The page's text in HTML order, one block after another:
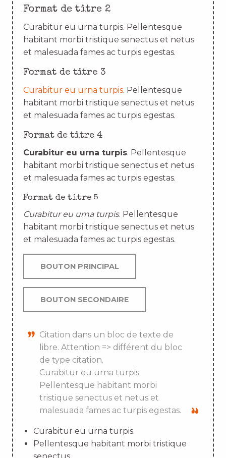
Format de titre 2
Curabitur eu urna turpis. Pellentesque
habitant morbi tristique senectus et netus
et malesuada fames ac turpis egestas.
Format de titre 3
Curabitur eu urna turpis. Pellentesque
habitant morbi tristique senectus et netus
et malesuada fames ac turpis egestas.
Format de titre 4
Curabitur eu urna turpis. Pellentesque
habitant morbi tristique senectus et netus
et malesuada fames ac turpis egestas.
Format de titre 5
Curabitur eu urna turpis. Pellentesque
habitant morbi tristique senectus et netus
et malesuada fames ac turpis egestas.
BOUTON PRINCIPAL
BOUTON SECONDAIRE
Citation dans un bloc de texte de
libre. Attention => différent du bloc
de type citation.
Curabitur eu urna turpis.
Pellentesque habitant morbi
tristique senectus et netus et
malesuada fames ac turpis egestas.
Curabitur eu urna turpis.
Pellentesque habitant morbi tristique